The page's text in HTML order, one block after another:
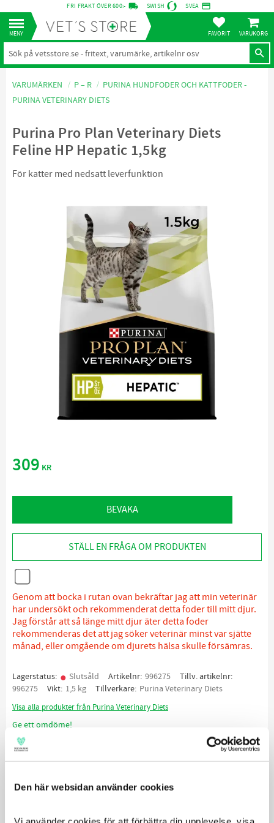
Den här websidan använder cookies
Meny
FRI FRAKT ÖVER 600:- local_shipping SWISH SVEA credit_card
FAVORITER
VARUMÄRKEN P – R
PURINA HUNDFODER OCH KATTFODER -
PURINA VETERINARY DIETS
Purina Pro Plan Veterinary Diets
Feline HP Hepatic 1,5kg
För katter med nedsatt leverfunktion
309 KR
BEVAKA
STÄLL EN FRÅGA OM PRODUKTEN
Genom att bocka i rutan ovan bekräftar jag att min veterinär
har undersökt och rekommenderat detta foder till mitt djur.
Jag förstår att så länge mitt djur äter detta foder
rekommenderas det att jag söker veterinär minst var sjätte
månad, eller omgående om djurets hälsa skulle försämras.
Lagerstatus Slutsåld Artikelnr 996275
Tillv. artikelnr
996275
Vikt 1,5 kg Tillverkare Purina Veterinary Diets
Visa alla produkter från Purina Veterinary Diets
Ge ett omdöme!
Beskrivning